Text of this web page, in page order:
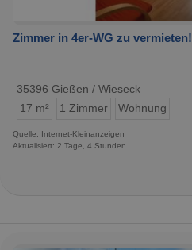
Zimmer in 4er-WG zu vermieten!
35396 Gießen / Wieseck
17 m²
1 Zimmer Wohnung
Quelle: Internet-Kleinanzeigen
Aktualisiert: 2 Tage, 4 Stunden